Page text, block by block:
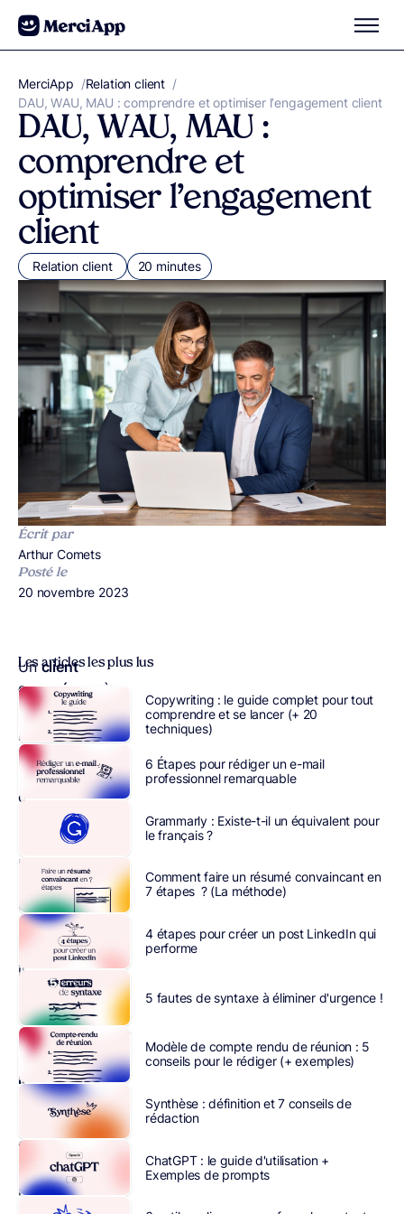
Aller au contenu
MerciApp correcteur orthographe
/Relation client /
DAU, WAU, MAU : comprendre et optimiser l’engagement client
DAU, WAU, MAU :
comprendre et
optimiser l’engagement
client
Relation client 20 minutes
Écrit par
Publié par
Arthur Comets
Posté le
Publié le
20 novembre 2023
Unclient
engagéauprès
des
produits
et
services
d’une
entreprise
un
précieuxpour
une
entreprise,
car
il
devient
rapidement
unambassadeur
de
la
marque.
engagement
clientdésigne
d’une
partle
Les articles les plus lus
Copywriting : le guide complet pour tout
comprendre et se lancer (+ 20
techniques)
6 Étapes pour rédiger un e-mail
professionnel remarquable
Grammarly : Existe-t-il un équivalent pour
le français ?
Comment faire un résumé convaincant en
7 étapes ? (La méthode)
4 étapes pour créer un post LinkedIn qui
performe
5 fautes de syntaxe à éliminer d'urgence !
Modèle de compte rendu de réunion : 5
conseils pour le rédiger (+ exemples)
Synthèse : définition et 7 conseils de
rédaction
ChatGPT : le guide d'utilisation +
Exemples de prompts